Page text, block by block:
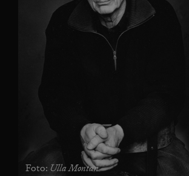
Foto: Ulla Montan